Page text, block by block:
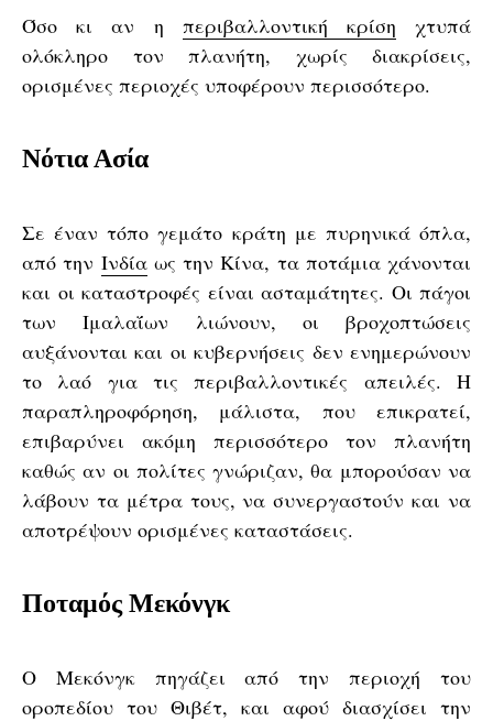
Όσο κι αν η περιβαλλοντική κρίση χτυπά
ολόκληρο τον πλανήτη, χωρίς διακρίσεις,
ορισμένες περιοχές υποφέρουν περισσότερο.
Νότια Ασία
Σε έναν τόπο γεμάτο κράτη με πυρηνικά όπλα,
από την Ινδίαως την Κίνα, τα ποτάμια χάνονται
και οι καταστροφές είναι ασταμάτητες. Οι πάγοι
των Ιμαλαΐων λιώνουν, οι βροχοπτώσεις
αυξάνονται και οι κυβερνήσεις δεν ενημερώνουν
το λαό για τις περιβαλλοντικές απειλές. Η
παραπληροφόρηση, μάλιστα, που επικρατεί,
επιβαρύνει ακόμη περισσότερο τον πλανήτη
καθώς αν οι πολίτες γνώριζαν, θα μπορούσαν να
λάβουν τα μέτρα τους, να συνεργαστούν και να
αποτρέψουν ορισμένες καταστάσεις.
Ποταμός Μεκόνγκ
Ο Μεκόνγκ πηγάζει από την περιοχή του
οροπεδίου του Θιβέτ, και αφού διασχίσει την